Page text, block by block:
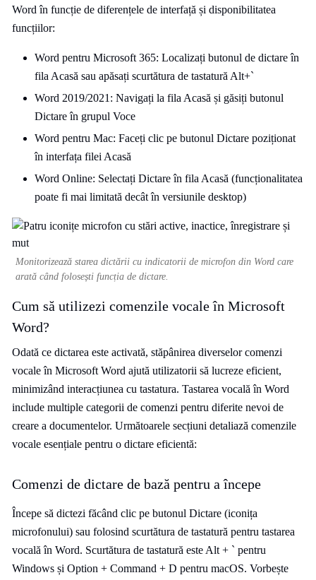
Word în funcție de diferențele de interfață și disponibilitatea
funcțiilor:
Word pentru Microsoft 365: Localizați butonul de dictare în
fila Acasă sau apăsați scurtătura de tastatură Alt+`
Word 2019/2021: Navigați la fila Acasă și găsiți butonul
Dictare în grupul Voce
Word pentru Mac: Faceți clic pe butonul Dictare poziționat
în interfața filei Acasă
Word Online: Selectați Dictare în fila Acasă (funcționalitatea
poate fi mai limitată decât în versiunile desktop)
Monitorizează starea dictării cu indicatorii de microfon din Word care
arată când folosești funcția de dictare.
Cum să utilizezi comenzile vocale în Microsoft
Word?
Odată ce dictarea este activată, stăpânirea diverselor comenzi
vocale în Microsoft Word ajută utilizatorii să lucreze eficient,
minimizând interacțiunea cu tastatura. Tastarea vocală în Word
include multiple categorii de comenzi pentru diferite nevoi de
creare a documentelor. Următoarele secțiuni detaliază comenzile
vocale esențiale pentru o dictare eficientă:
Comenzi de dictare de bază pentru a începe
Începe să dictezi făcând clic pe butonul Dictare (iconița
microfonului) sau folosind scurtătura de tastatură pentru tastarea
vocală în Word. Scurtătura de tastatură este Alt + ` pentru
Windows și Option + Command + D pentru macOS. Vorbește